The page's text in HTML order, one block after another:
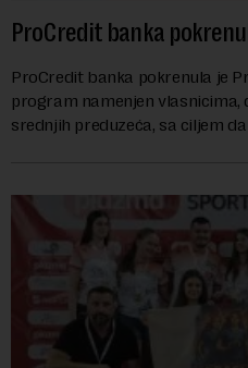
ProCredit banka
ProCredit banka pokrenula je
program namenjen
srednjih preduzeća, sa ciljem